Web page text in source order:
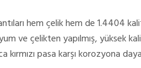
hem çelik hem de 1.4404
ve çelikten yapılmış, yüksek
pasa karşı korozyona